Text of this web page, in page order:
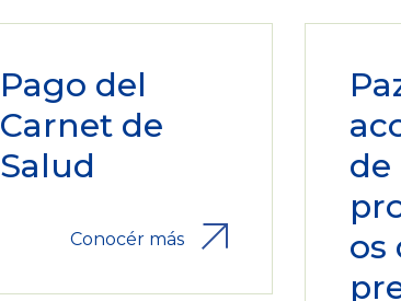
Pago del
Carnet de
Salud
Conocér más
de
os